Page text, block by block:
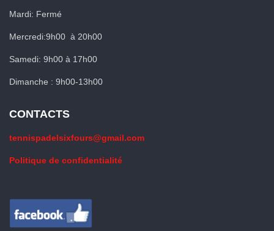
Mardi: Fermé
Mercredi:9h00 à 20h00
Samedi: 9h00 à 17h00
Dimanche : 9h00-13h00
CONTACTS
tennispadelsixfours@gmail.com
Politique de confidentialité